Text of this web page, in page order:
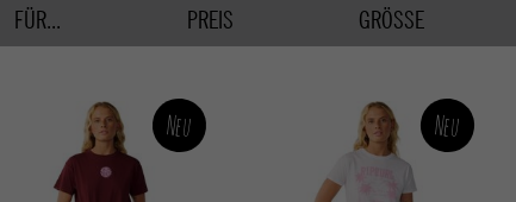
FÜR... PREIS GRÖSSE
Neu Neu